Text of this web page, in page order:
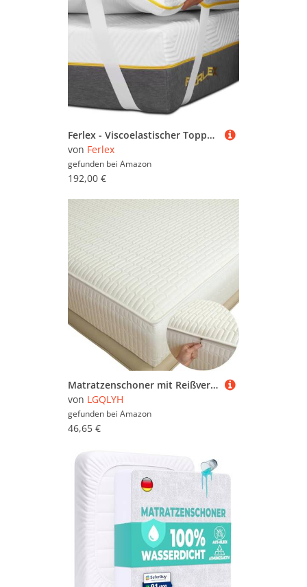
Ferlex - Viscoelastischer Topper | Doppelseitig Winter - Sommer | Höhe 5 cm | Atmungsaktive und abnehmbare matratzenschoner (160x200)
von Ferlex
gefunden bei Amazon
192,00 €
Matratzenschoner mit Reißverschluss 70/80/100/140/160 Anpassbare Matratzenüberzug Encasing Matratzenschutz Komfort Atmungsaktiver Spannbettlaken Fünf Seiten Gesteppt Matratzenbezug(105X200+35cm,A)
von LGQLYH
gefunden bei Amazon
46,65 €